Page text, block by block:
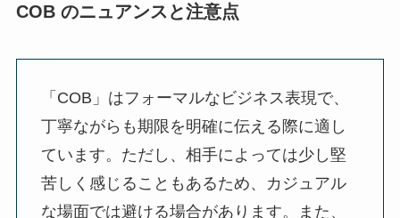
COB のニュアンスと注意点
「COB」はフォーマルなビジネス表現で、
丁寧ながらも期限を明確に伝える際に適し
ています。ただし、相手によっては少し堅
苦しく感じることもあるため、カジュアル
な場面では避ける場合があります。また、